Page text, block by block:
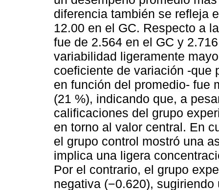
diferencia también se refleja
12.00 en el GC. Respecto a
fue de 2.564 en el GC y
variabilidad ligeramente
coeficiente de variación -que
en función del promedio- fue
(21 %), indicando que, a
calificaciones del grupo
en torno al valor central. En
el grupo control mostró una
implica una ligera
Por el contrario, el grupo
negativa (−0.620),